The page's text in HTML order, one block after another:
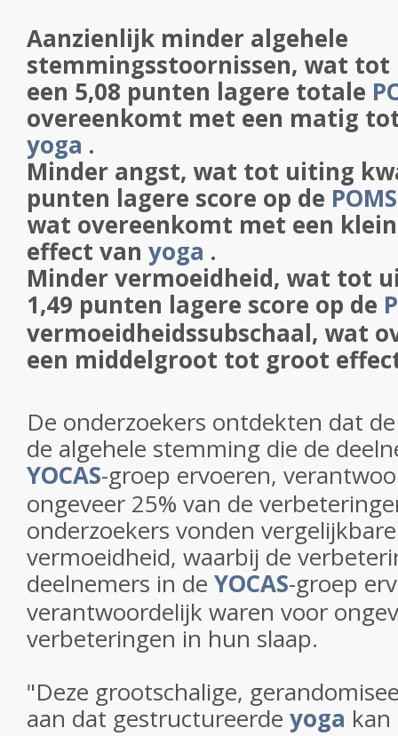
Aanzienlijk minder algehele
stemmingsstoornissen, wat
een 5,08 punten lagere totale
overeenkomt met een matig
yoga .
Minder angst, wat tot uiting
punten lagere score op de POMS
wat overeenkomt met een
effect van yoga .
Minder vermoeidheid, wat tot
1,49 punten lagere score op de
vermoeidheidssubschaal, wat
een middelgroot tot groot
De onderzoekers ontdekten dat
de algehele stemming die de
YOCAS-groep ervoeren,
ongeveer 25% van de
onderzoekers vonden
vermoeidheid, waarbij de
deelnemers in de YOCAS-groep
verantwoordelijk waren voor
verbeteringen in hun slaap.
"Deze grootschalige,
aan dat gestructureerde yoga